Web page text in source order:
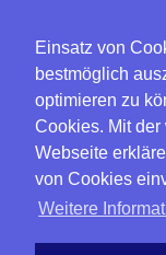
Einsatz von
bestmöglich
optimieren zu
Cookies. Mit
Webseite
von Cookies
Weitere